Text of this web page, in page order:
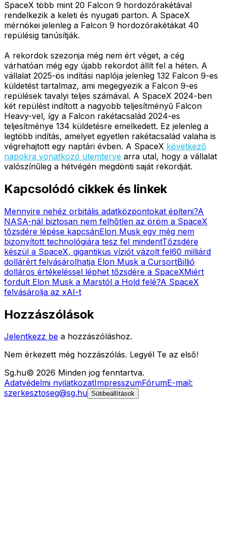
SpaceX több mint 20 Falcon 9 hordozórakétával
rendelkezik a keleti és nyugati parton. A SpaceX
mérnökei jelenleg a Falcon 9 hordozórakétákat 40
repülésig tanúsítják.
A rekordok szezonja még nem ért véget, a cég
várhatóan még egy újabb rekordot állít fel a héten. A
vállalat 2025-ös indítási naplója jelenleg 132 Falcon 9-es
küldetést tartalmaz, ami megegyezik a Falcon 9-es
repülések tavalyi teljes számával. A SpaceX 2024-ben
két repülést indított a nagyobb teljesítményű Falcon
Heavy-vel, így a Falcon rakétacsalád 2024-es
teljesítménye 134 küldetésre emelkedett. Ez jelenleg a
legtöbb indítás, amelyet egyetlen rakétacsalád valaha is
végrehajtott egy naptári évben. A SpaceX következő
napokra vonatkozó ütemterve arra utal, hogy a vállalat
valószínűleg a hétvégén megdönti saját rekordját.
Kapcsolódó cikkek és linkek
Mennyire nehéz orbitális adatközpontokat építeni?A
NASA-nál biztosan nem felhőtlen az öröm a SpaceX
tőzsdére lépése kapcsánElon Musk egy még nem
bizonyított technológiára tesz fel mindentTőzsdére
készül a SpaceX, gigantikus víziót vázolt fel60 milliárd
dollárért felvásárolhatja Elon Musk a CursortBillió
dolláros értékeléssel léphet tőzsdére a SpaceXMiért
fordult Elon Musk a Marstól a Hold felé?A SpaceX
felvásárolja az xAI-t
Hozzászólások
Jelentkezz be a hozzászóláshoz.
Nem érkezett még hozzászólás. Legyél Te az első!
Sg.hu© 2026 Minden jog fenntartva.
Adatvédelmi nyilatkozatImpresszumFórumE-mail:
szerkesztoseg@sg.hu Sütibeállítások